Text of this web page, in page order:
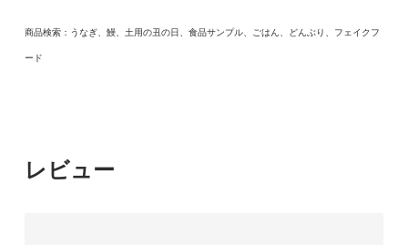
商品検索：うなぎ、鰻、土用の丑の日、食品サンプル、ごはん、どんぶり、フェイクフ
ード
レビュー